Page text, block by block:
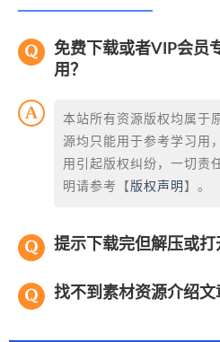
免费下载或者VIP会员
用？
本站所有资源版权均属于
源均只能用于参考学习用
用引起版权纠纷，一切责
明请参考【 版权声明 】。
提示下载完但解压或打
找不到素材资源介绍文